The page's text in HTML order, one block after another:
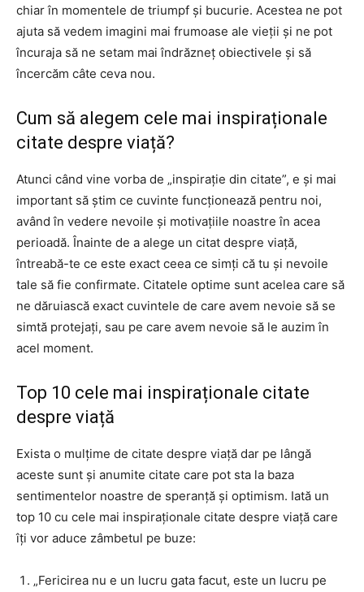
chiar în momentele de triumpf și bucurie. Acestea ne pot
ajuta să vedem imagini mai frumoase ale vieții și ne pot
încuraja să ne setam mai îndrăzneț obiectivele și să
încercăm câte ceva nou.
Cum să alegem cele mai inspiraționale
citate despre viață?
Atunci când vine vorba de „inspirație din citate”, e și mai
important să știm ce cuvinte funcționează pentru noi,
având în vedere nevoile și motivațiile noastre în acea
perioadă. Înainte de a alege un citat despre viață,
întreabă-te ce este exact ceea ce simți că tu și nevoile
tale să fie confirmate. Citatele optime sunt acelea care să
ne dăruiască exact cuvintele de care avem nevoie să se
simtă protejați, sau pe care avem nevoie să le auzim în
acel moment.
Top 10 cele mai inspiraționale citate
despre viață
Exista o mulțime de citate despre viață dar pe lângă
aceste sunt și anumite citate care pot sta la baza
sentimentelor noastre de speranță și optimism. Iată un
top 10 cu cele mai inspiraționale citate despre viață care
îți vor aduce zâmbetul pe buze:
„Fericirea nu e un lucru gata facut, este un lucru pe